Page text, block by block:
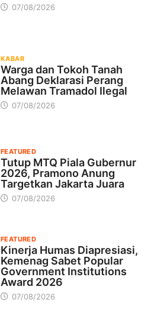
07/08/2026
KABAR
Warga dan Tokoh Tanah
Abang Deklarasi Perang
Melawan Tramadol Ilegal
07/08/2026
FEATURED
Tutup MTQ Piala Gubernur
2026, Pramono Anung
Targetkan Jakarta Juara
07/08/2026
FEATURED
Kinerja Humas Diapresiasi,
Kemenag Sabet Popular
Government Institutions
Award 2026
07/08/2026